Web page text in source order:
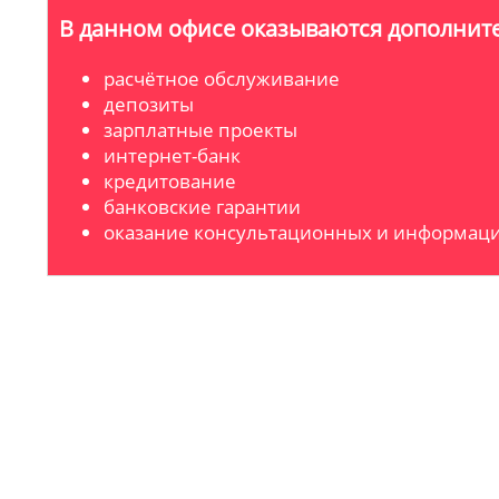
В данном офисе оказываются
расчётное обслуживание
депозиты
зарплатные проекты
интернет-банк
кредитование
банковские гарантии
оказание консультационных и